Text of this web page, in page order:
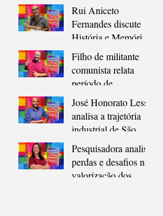
honraria de São
Gonçalo
Rui Aniceto
Fernandes discute
História e Memória
em Prefácio de
Coletânea sobre São
Gonçalo
Filho de militante
comunista relata
período de
clandestinidade e
resistência em São
Gonçalo durante a
José Honorato Lessa
analisa a trajetória
industrial de São
Gonçalo como
chave para
compreender a
Pesquisadora analisa
perdas e desafios na
valorização dos